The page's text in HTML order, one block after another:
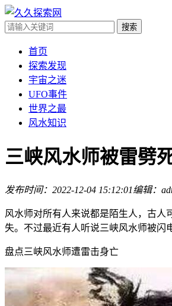
首页
探索发现
宇宙之迷
UFO事件
世界之最
风水知识
三峡风水师被雷劈
发布时间：2022-12-04 15:12:01编辑：
风水师对所有人来说都是陌生人，古人
失。不过最近有人听说三峡风水师被闪
盘点三峡风水师遭雷击身亡